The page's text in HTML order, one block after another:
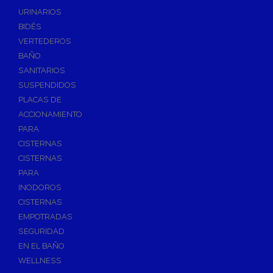
Válvulas de Esfera
Válvulas de Escuadra y Lavadora
Válvulas Reductoras de Presión
Válvulas de Retención
Electroválvulas
Válvulas de Compuerta
Válvulas de Contadores
Llaves de Paso
Accesorios de Valvulería
Calderines
Herramientas y Vestuario
Adhesivos Instantaneos
Selladores y Masillas
URINARIOS
BIDÉS
VERTEDEROS
BAÑO
SANITARIOS
SUSPENDIDOS
PLACAS DE
ACCIONAMIENTO
PARA
CISTERNAS
CISTERNAS
PARA
INODOROS
CISTERNAS
EMPOTRADAS
SEGURIDAD
EN EL BAÑO
WELLNESS